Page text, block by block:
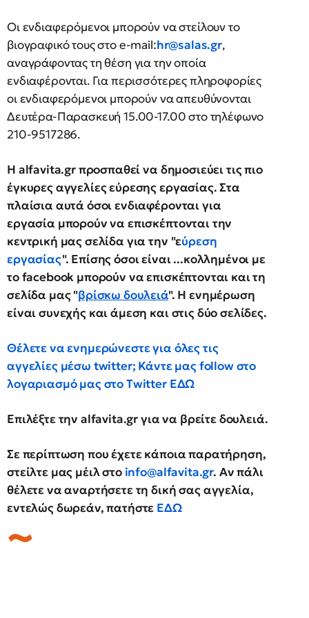
Οι ενδιαφερόμενοι μπορούν να στείλουν το
βιογραφικό τους στο e-mail:hr@salas.gr,
αναγράφοντας τη θέση για την οποία
ενδιαφέρονται. Για περισσότερες πληροφορίες
οι ενδιαφερόμενοι μπορούν να απευθύνονται
Δευτέρα-Παρασκευή 15.00-17.00 στο τηλέφωνο
210-9517286.
Η alfavita.gr προσπαθεί να δημοσιεύει τις πιο
έγκυρες αγγελίες εύρεσης εργασίας. Στα
πλαίσια αυτά όσοι ενδιαφέρονται για
εργασία μπορούν να επισκέπτονται την
κεντρική μας σελίδα για την "εύρεση
εργασίας". Επίσης όσοι είναι ...κολλημένοι με
το facebook μπορούν να επισκέπτονται και τη
σελίδα μας "βρίσκω δουλειά". Η ενημέρωση
είναι συνεχής και άμεση και στις δύο σελίδες.
Θέλετε να ενημερώνεστε για όλες τις
αγγελίες μέσω twitter; Κάντε μας follow στο
λογαριασμό μας στο Twitter ΕΔΩ
Επιλέξτε την alfavita.grγια να βρείτε δουλειά.
Σε περίπτωση που έχετε κάποια παρατήρηση,
στείλτε μας μέιλ στο info@alfavita.gr. Αν πάλι
θέλετε να αναρτήσετε τη δική σας αγγελία,
εντελώς δωρεάν, πατήστε ΕΔΩ